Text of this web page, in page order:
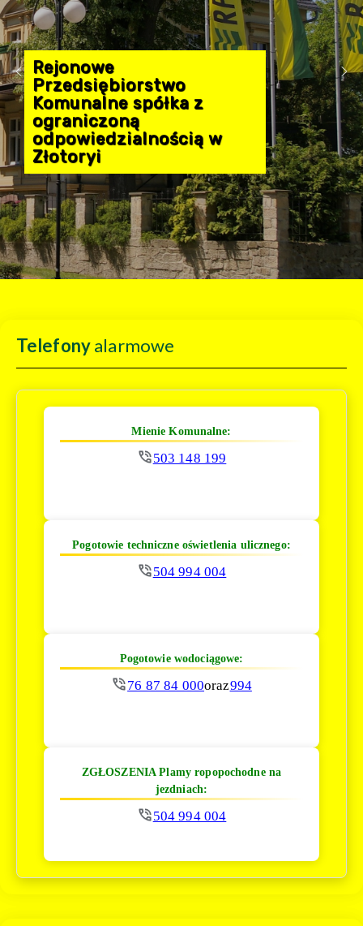
Rejonowe
Przedsiębiorstwo
Komunalne spółka z
ograniczoną
odpowiedzialnością w
Złotoryi
Telefonyalarmowe
Mienie Komunalne:
503 148 199
Pogotowie techniczne oświetlenia ulicznego:
504 994 004
Pogotowie wodociągowe:
76 87 84 000oraz994
ZGŁOSZENIA Plamy ropopochodne na
jezdniach:
504 994 004